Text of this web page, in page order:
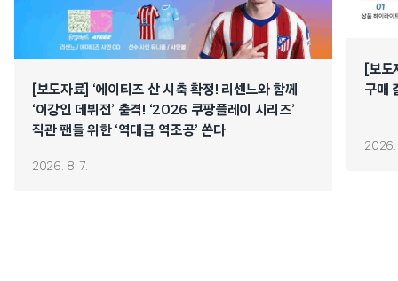
[보도자료] ‘에이티즈 산 시축 확정! 리센느와 함께
‘이강인 데뷔전’ 출격! ‘2026 쿠팡플레이 시리즈’
직관 팬들 위한 ‘역대급 역조공’ 쏜다
2026. 8. 7.
[보
구매
2026.